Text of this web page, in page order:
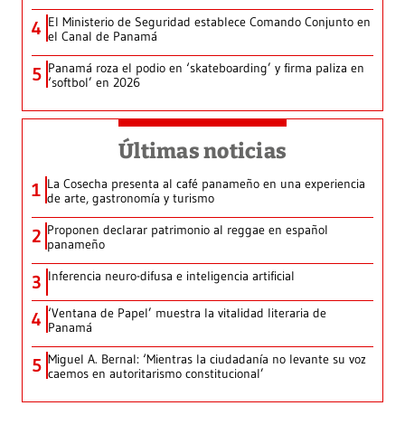
4 El Ministerio de Seguridad establece Comando Conjunto en
el Canal de Panamá
5 Panamá roza el podio en ‘skateboarding’ y firma paliza en
‘softbol’ en 2026
Últimas noticias
1 La Cosecha presenta al café panameño en una experiencia
de arte, gastronomía y turismo
2 Proponen declarar patrimonio al reggae en español
panameño
3 Inferencia neuro-difusa e inteligencia artificial
4 ‘Ventana de Papel’ muestra la vitalidad literaria de
Panamá
5 Miguel A. Bernal: ‘Mientras la ciudadanía no levante su voz
caemos en autoritarismo constitucional’